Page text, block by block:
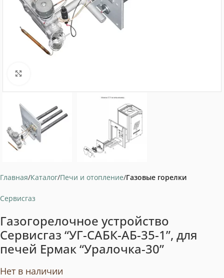
Главная Каталог Печи и отопление Газовые горелки
Сервисгаз
Газогорелочное устройство
Сервисгаз “УГ-САБК-АБ-35-1”, для
печей Ермак “Уралочка-30”
Нет в наличии